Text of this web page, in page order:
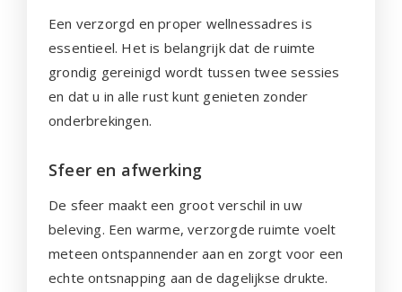
Een verzorgd en proper wellnessadres is
essentieel. Het is belangrijk dat de ruimte
grondig gereinigd wordt tussen twee sessies
en dat u in alle rust kunt genieten zonder
onderbrekingen.
Sfeer en afwerking
De sfeer maakt een groot verschil in uw
beleving. Een warme, verzorgde ruimte voelt
meteen ontspannender aan en zorgt voor een
echte ontsnapping aan de dagelijkse drukte.